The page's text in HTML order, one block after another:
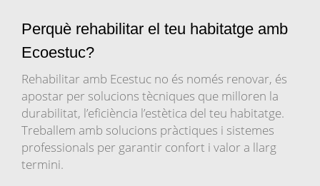
Perquè rehabilitar el teu habitatge amb
Ecoestuc?
Rehabilitar amb Ecestuc no és només renovar, és
apostar per solucions tècniques que milloren la
durabilitat, l’eficiència l’estètica del teu habitatge.
Treballem amb solucions pràctiques i sistemes
professionals per garantir confort i valor a llarg
termini.